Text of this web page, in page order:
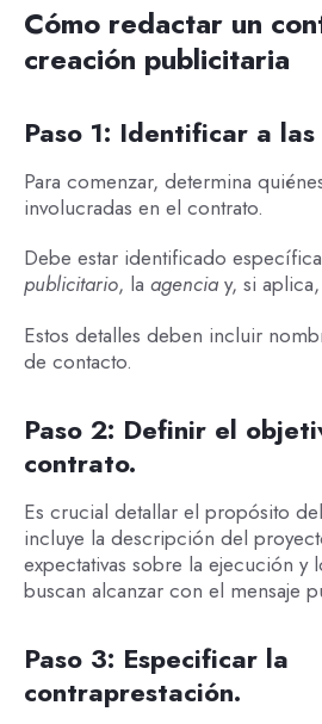
Cómo redactar un
creación publicitaria
Paso 1: Identificar a
Para comenzar, determina
involucradas en el contrato.
Debe estar identificado
publicitario, la agenciay, si
Estos detalles deben incluir
de contacto.
Paso 2: Definir el
contrato.
Es crucial detallar el propósito
incluye la descripción del
expectativas sobre la ejecución y
buscan alcanzar con el mensaje
Paso 3: Especificar la
contraprestación.